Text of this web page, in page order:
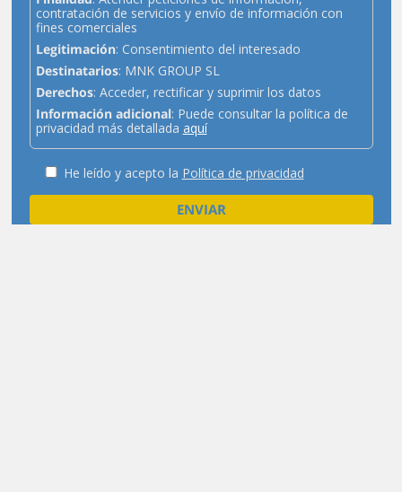
contratación de servicios y envío de información con
fines comerciales
Legitimación: Consentimiento del interesado
Destinatarios: MNK GROUP SL
Derechos: Acceder, rectificar y suprimir los datos
Información adicional: Puede consultar la política de
privacidad más detallada aquí
He leído y acepto la Política de privacidad